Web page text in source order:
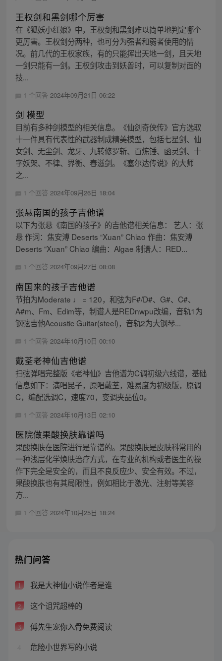
王权剑和黑剑哪个厉害
在《狐妖小红娘》中，王权剑和黑剑难以简单地判定哪个
更厉害。王权剑分两种，也可分为强者和弱者使用的情
况。前几代的王权家族，有的只能挥出天地一剑，且天地
一剑只能有一剑。王权剑攻击到妖兽时，可以复制对面的
技...
1 个回答 2024年09月21日 06:22
剑 模型
目前有多种剑模型的相关信息。《仙剑奇侠传》官方选取
十一件具有代表性的武器制成精美模型，包括七星剑、仙
女剑、无尘剑、龙牙、九转修罗斩、百炼锤、函灵剑、十
字妖架、不律、界衡、春滋剑。《塞尔达传说》的大师
之...
1 个回答 2024年09月26日 18:04
张悬南国的孩子吉他谱
以下为张悬《南国的孩子》的吉他谱相关信息： 艺人：张
悬 作词：焦安溥 Deserts “Xuan” Chiao 作曲：焦安溥
Deserts “Xuan” Chiao 编曲：Algae 制谱人：RED...
1 个回答 2024年09月27日 08:08
南国来的孩子吉他谱
节拍为Moderate ♩ = 120，和弦为F#/D#、G#、C#、
A#m、Fm、Edim等，制谱人是REDnwpu改编，音轨1为
钢弦吉他Acoustic Guitar(steel)，音轨2为大钢琴...
1 个回答 2024年10月10日 00:10
戴荃老神仙吉他谱
扫弦弹唱完整版《老神仙》吉他谱为C调初级六线谱，基础
信息如下：演唱昆子，原唱戴荃，难易度为初级版，原调
C，编配选调C，速度70，变调夹品位0。
1 个回答 2024年10月13日 02:10
医院做果酸换肤靠谱吗
果酸换肤在医院进行是靠谱的。果酸换肤是皮肤科常用的
一种浅层化学焕肤治疗方式，在专业的机构或者医生的操
作下完全是安全的，而且不良反应少、安全有效。不过，
果酸换肤也有其局限性，例如相比于激光、注射等美容
方...
1 个回答 2024年10月25日 18:24
热门问答
1 我是大神仙小说作者是谁
2 这个诅咒超棒的
3 傅先生宠你入骨免费阅读
4 危险小世界写的小说